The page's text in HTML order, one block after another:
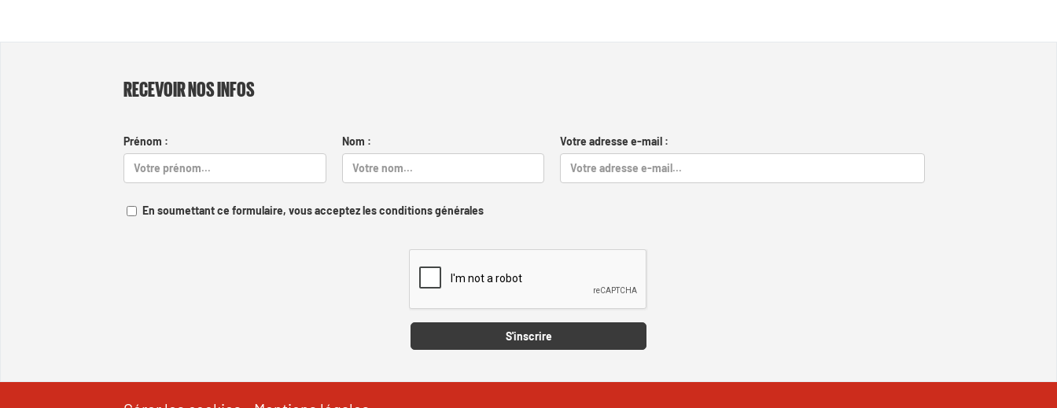
RECEVOIR NOS INFOS
Prénom : Nom : Votre adresse e-mail :
En soumettant ce formulaire, vous acceptez les conditions générales
S'inscrire